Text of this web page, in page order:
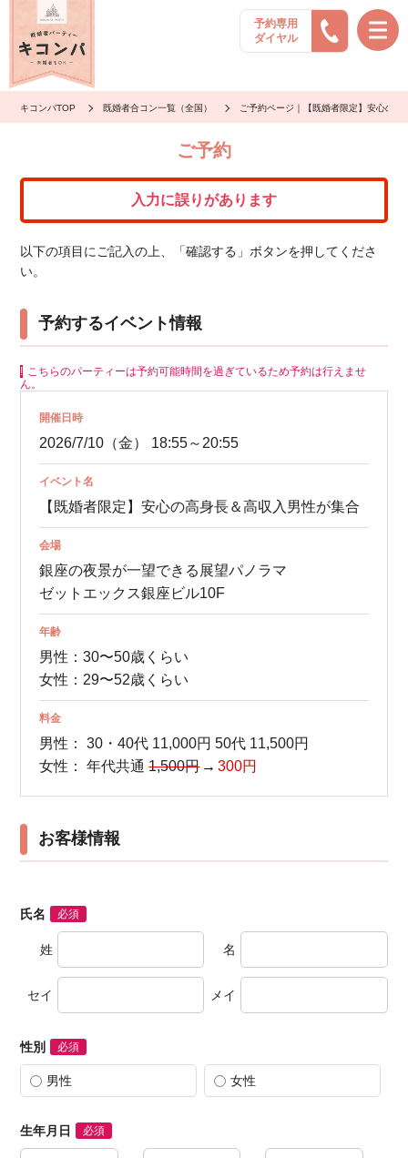
予約専用
ダイヤル
キコンパTOP 既婚者合コン一覧（全国） ご予約ページ｜【既婚者限定】安心の高
ご予約
入力に誤りがあります
以下の項目にご記入の上、「確認する」ボタンを押してくださ
い。
予約するイベント情報
こちらのパーティーは予約可能時間を過ぎているため予約は行えませ
ん。
開催日時
2026/7/10（金） 18:55～20:55
イベント名
【既婚者限定】安心の高身長＆高収入男性が集合
会場
銀座の夜景が一望できる展望パノラマ
ゼットエックス銀座ビル10F
年齢
男性：30〜50歳くらい
女性：29〜52歳くらい
料金
男性： 30・40代 11,000円50代 11,500円
女性：
年代共通1,500円 300円
お客様情報
氏名 必須
姓 名
セイ メイ
性別 必須
男性 女性
生年月日 必須